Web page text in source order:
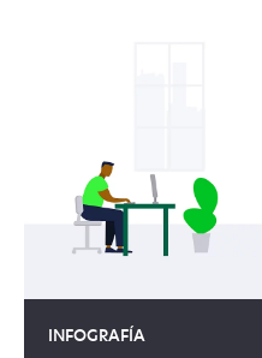
INFOGRAFÍA